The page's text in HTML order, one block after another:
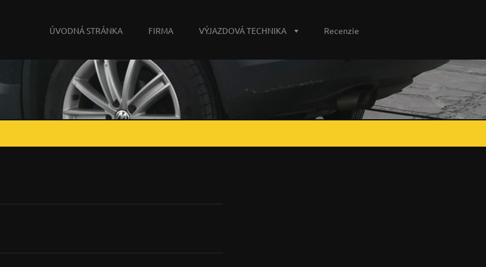
ÚVODNÁ STRÁNKA FIRMA VÝJAZDOVÁ TECHNIKA Recenzie